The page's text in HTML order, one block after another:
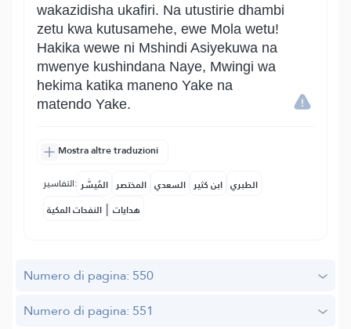
wakazidisha ukafiri. Na utustirie dhambi
zetu kwa kutusamehe, ewe Mola wetu!
Hakika wewe ni Mshindi Asiyekuwa na
mwenye kushindana Naye, Mwingi wa
hekima katika maneno Yake na
matendo Yake.
Mostra altre traduzioni
التفاسير: المُيسَّر المختصر السعدي ابن كثير الطبري
النفحات المكية | هدايات
Numero di pagina: 550
Numero di pagina: 551